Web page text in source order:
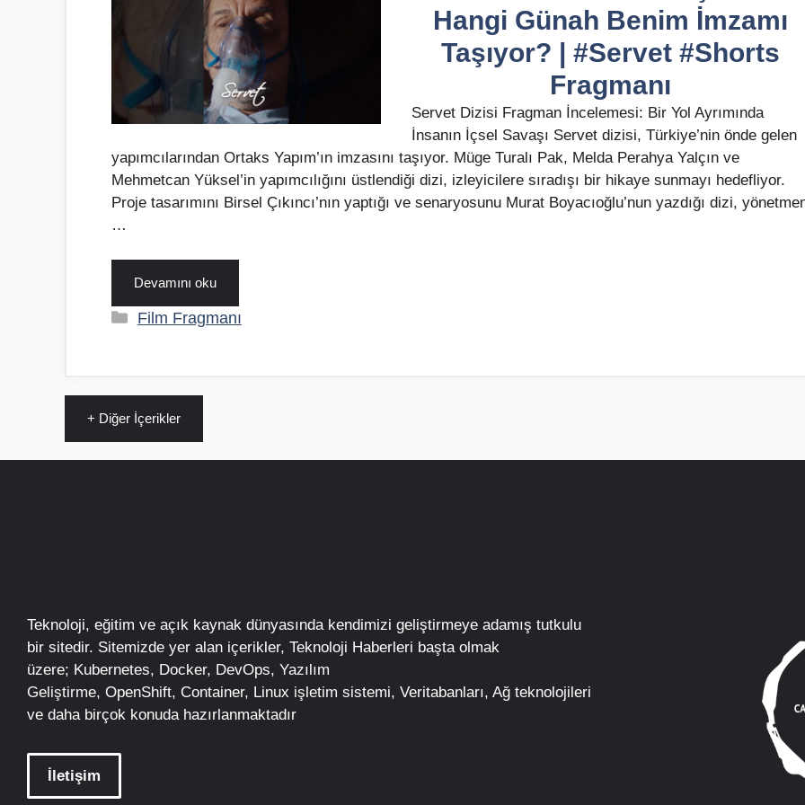
Hangi Günah Benim İmzamı
Taşıyor? | #Servet #Shorts
Fragmanı
Servet Dizisi Fragman İncelemesi: Bir Yol Ayrımında
İnsanın İçsel Savaşı Servet dizisi, Türkiye’nin önde gelen
yapımcılarından Ortaks Yapım’ın imzasını taşıyor. Müge Turalı Pak, Melda Perahya Yalçın ve
Mehmetcan Yüksel’in yapımcılığını üstlendiği dizi, izleyicilere sıradışı bir hikaye sunmayı hedefliyor.
Proje tasarımını Birsel Çıkıncı’nın yaptığı ve senaryosunu Murat Boyacıoğlu’nun yazdığı dizi,
…
Devamını oku
Kategoriler
Film Fragmanı
+ Diğer İçerikler
Teknoloji, eğitim ve açık kaynak dünyasında kendimizi geliştirmeye adamış tutkulu
bir sitedir. Sitemizde yer alan içerikler, Teknoloji Haberleri başta olmak
üzere; Kubernetes, Docker, DevOps, Yazılım
Geliştirme, OpenShift, Container, Linux işletim sistemi, Veritabanları, Ağ teknolojileri
ve daha birçok konuda hazırlanmaktadır
İletişim